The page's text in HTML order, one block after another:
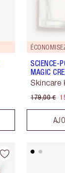
SCIENCE-
MAGIC
Skincare
179,00 €